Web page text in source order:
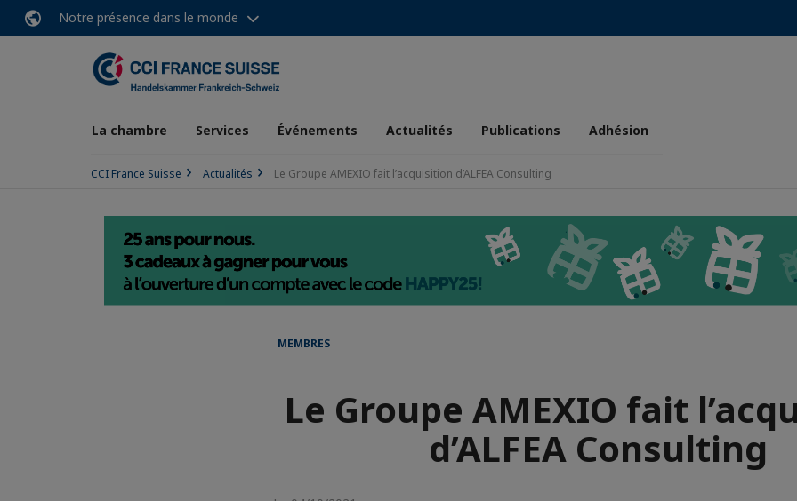
Notre présence dans le monde
La chambre Services Événements Actualités Publications Adhésion
CCI France Suisse Actualités Le Groupe AMEXIO fait l’acquisition d’ALFEA Consulting
MEMBRES
Le Groupe AMEXIO fait
d’ALFEA Consulting